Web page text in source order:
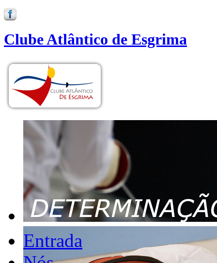
Clube Atlântico de Esgrima
Entrada